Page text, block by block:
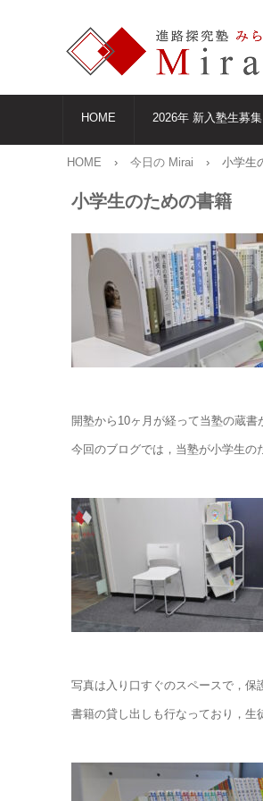
HOME 2026年 新入塾生募集
HOME › 今日の Mirai › 小学生
小学生のための書籍
開塾から10ヶ月が経って当塾の蔵書
今回のブログでは，当塾が小学生の
写真は入り口すぐのスペースで，保
書籍の貸し出しも行なっており，生